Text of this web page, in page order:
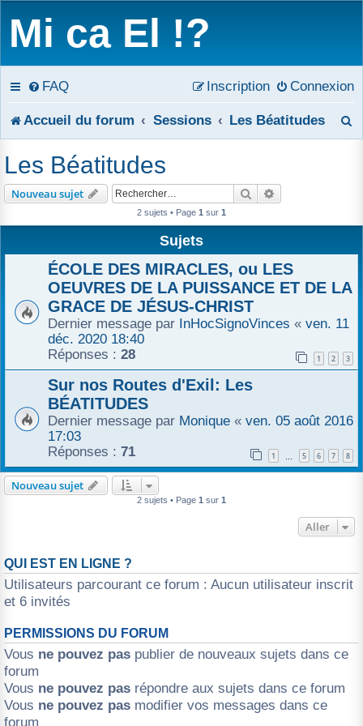
Mi ca El !?
FAQ Connexion
Inscription
Accueil du forum Sessions Les Béatitudes
Les Béatitudes
Nouveau sujet Rechercher
2 sujets • Page 1 sur 1
Sujets
ÉCOLE DES MIRACLES, ou LES
OEUVRES DE LA PUISSANCE ET DE LA
GRACE DE JÉSUS-CHRIST
Dernier message par InHocSignoVinces « ven. 11
déc. 2020 18:40
Réponses : 28 1 2 3
Sur nos Routes d'Exil: Les
BÉATITUDES
Dernier message par Monique « ven. 05 août 2016
17:03
Réponses : 71 1 … 5 6 7 8
Nouveau sujet
2 sujets • Page 1 sur 1
Aller
QUI EST EN LIGNE ?
Utilisateurs parcourant ce forum : Aucun utilisateur inscrit
et 6 invités
PERMISSIONS DU FORUM
Vous ne pouvez pas publier de nouveaux sujets dans ce
forum
Vous ne pouvez pas répondre aux sujets dans ce forum
Vous ne pouvez pas modifier vos messages dans ce
forum